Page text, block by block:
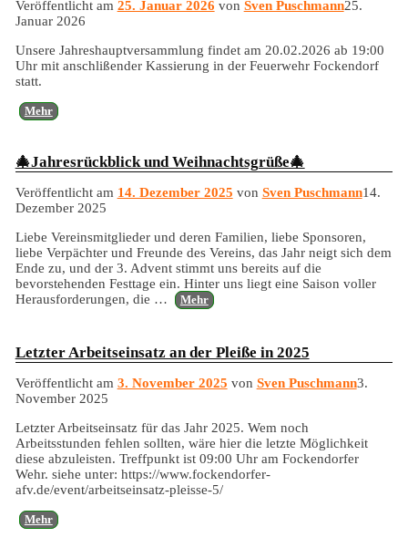
Veröffentlicht am 25. Januar 2026 von Sven Puschmann25.
Januar 2026
Unsere Jahreshauptversammlung findet am 20.02.2026 ab 19:00
Uhr mit anschlißender Kassierung in der Feuerwehr Fockendorf
statt.
Mehr
🎄Jahresrückblick und Weihnachtsgrüße🎄
Veröffentlicht am 14. Dezember 2025 von Sven Puschmann14.
Dezember 2025
Liebe Vereinsmitglieder und deren Familien, liebe Sponsoren,
liebe Verpächter und Freunde des Vereins, das Jahr neigt sich dem
Ende zu, und der 3. Advent stimmt uns bereits auf die
bevorstehenden Festtage ein. Hinter uns liegt eine Saison voller
Herausforderungen, die … Mehr
Letzter Arbeitseinsatz an der Pleiße in 2025
Veröffentlicht am 3. November 2025 von Sven Puschmann3.
November 2025
Letzter Arbeitseinsatz für das Jahr 2025. Wem noch
Arbeitsstunden fehlen sollten, wäre hier die letzte Möglichkeit
diese abzuleisten. Treffpunkt ist 09:00 Uhr am Fockendorfer
Wehr. siehe unter: https://www.fockendorfer-
afv.de/event/arbeitseinsatz-pleisse-5/
Mehr